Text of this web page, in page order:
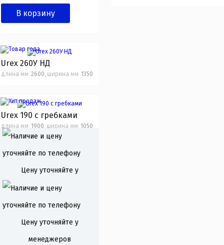
В корзину
Цену уточняйте у
менеджеров
Urex 260У НД
длина мм: 2600 , ширина мм: 1350
Цену уточняйте у
менеджеров
Urex 190 с гребками
длина мм: 1900 , ширина мм: 1050
17 600 ₽
Urex 260У
длина мм: 2600 ширина мм: